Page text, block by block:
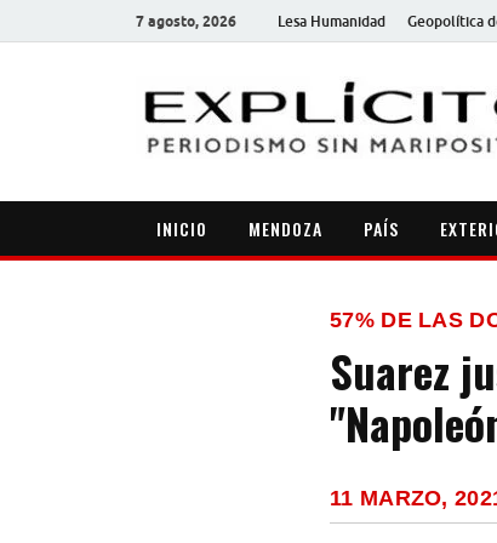
7 agosto, 2026 Lesa Humanidad Geopolítica
INICIO MENDOZA PAÍS
57% DE LAS
Suarez
11 MARZO,